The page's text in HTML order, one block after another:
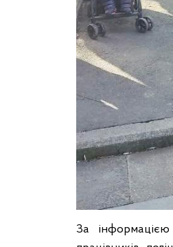
За інформацією